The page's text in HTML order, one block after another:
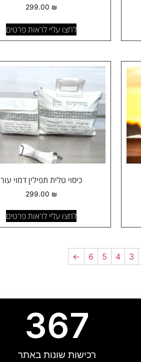
299.00 ₪
לחצו עליי לראות פרטים
כיסוי טלית תפילין דמוי עור
299.00 ₪
לחצו עליי לראות פרטים
3
4
5
6
←
רכישות שונות באתר
367